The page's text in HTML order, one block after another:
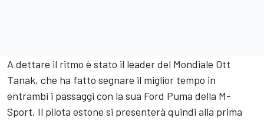
A dettare il ritmo è stato il leader del Mondiale Ott
Tanak, che ha fatto segnare il miglior tempo in
entrambi i passaggi con la sua Ford Puma della M-
Sport. Il pilota estone si presenterà quindi alla prima